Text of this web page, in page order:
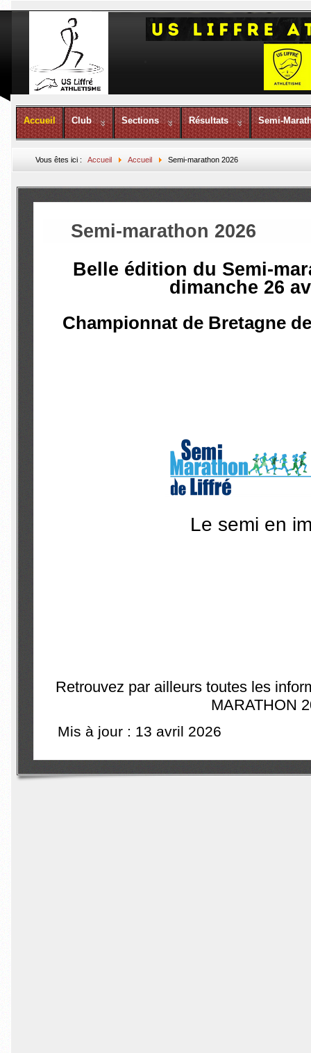
Accueil Club Sections Résultats Semi-
Vous êtes ici :Accueil Accueil Semi-marathon 2026
Semi-marathon 2026
Belle édition du Semi-
dimanche 26
Championnat de Bretagne
Le semi en
Retrouvez par ailleurs toutes les
MARATHON
Mis à jour : 13 avril 2026